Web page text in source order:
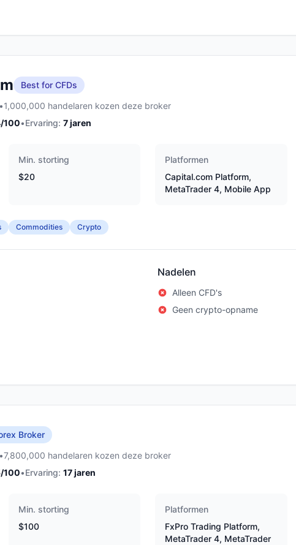
Best for CFDs
•1,000,000 handelaren kozen deze broker
/100•Ervaring: 7jaren
Min. storting
$20
Platformen
Capital.com Platform,
MetaTrader 4, Mobile App
Commodities Crypto
Nadelen
Alleen CFD's
Geen crypto-opname
Broker
•7,800,000 handelaren kozen deze broker
/100•Ervaring: 17jaren
Min. storting
$100
Platformen
FxPro Trading Platform,
MetaTrader 4, MetaTrader